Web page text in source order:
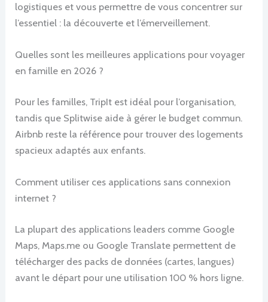
logistiques et vous permettre de vous concentrer sur
l’essentiel : la découverte et l’émerveillement.
Quelles sont les meilleures applications pour voyager
en famille en 2026 ?
Pour les familles, TripIt est idéal pour l’organisation,
tandis que Splitwise aide à gérer le budget commun.
Airbnb reste la référence pour trouver des logements
spacieux adaptés aux enfants.
Comment utiliser ces applications sans connexion
internet ?
La plupart des applications leaders comme Google
Maps, Maps.me ou Google Translate permettent de
télécharger des packs de données (cartes, langues)
avant le départ pour une utilisation 100 % hors ligne.